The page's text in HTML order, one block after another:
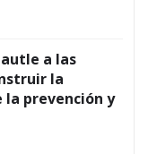
a las
la
la prevención y